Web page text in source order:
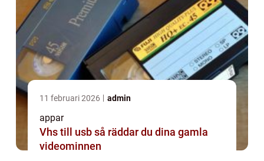
11 februari 2026 admin
appar
Vhs till usb så räddar du dina gamla
videominnen